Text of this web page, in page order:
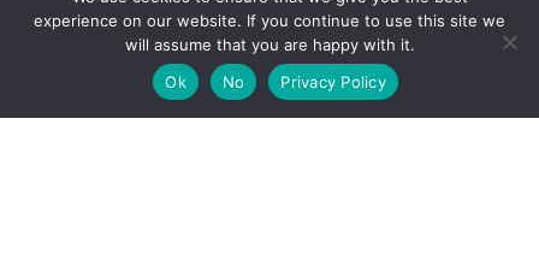
pagination
Proudly powered by WordPress | Theme:Envo Magazine
experience on our website. If you continue to use this site we
will assume that you are happy with it.
Ok
No Privacy Policy